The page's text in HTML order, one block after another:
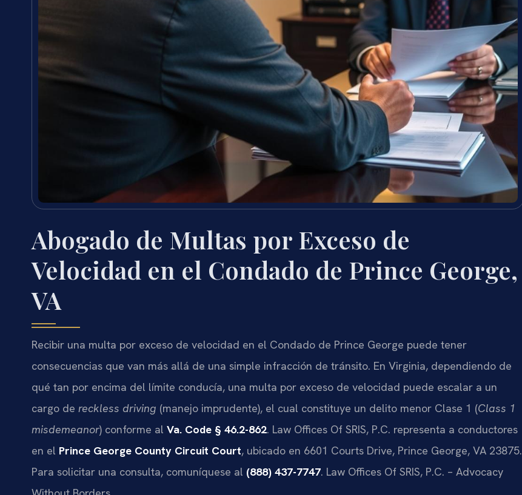
Abogado de Multas por Exceso de
Velocidad en el Condado de Prince George,
VA
Recibir una multa por exceso de velocidad en el Condado de Prince George puede tener
consecuencias que van más allá de una simple infracción de tránsito. En Virginia, dependiendo de
qué tan por encima del límite conducía, una multa por exceso de velocidad puede escalar a un
cargo de reckless driving (manejo imprudente), el cual constituye un delito menor Clase 1 (Class 1
misdemeanor) conforme al Va. Code § 46.2-862. Law Offices Of SRIS, P.C. representa a conductores
en el Prince George County Circuit Court, ubicado en 6601 Courts Drive, Prince George, VA 23875.
Para solicitar una consulta, comuníquese al (888) 437-7747. Law Offices Of SRIS, P.C. – Advocacy